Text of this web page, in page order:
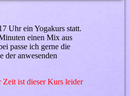
Uhr ein Yogakurs statt.
einen Mix aus
passe ich gerne die
der anwesenden
ist dieser Kurs leider